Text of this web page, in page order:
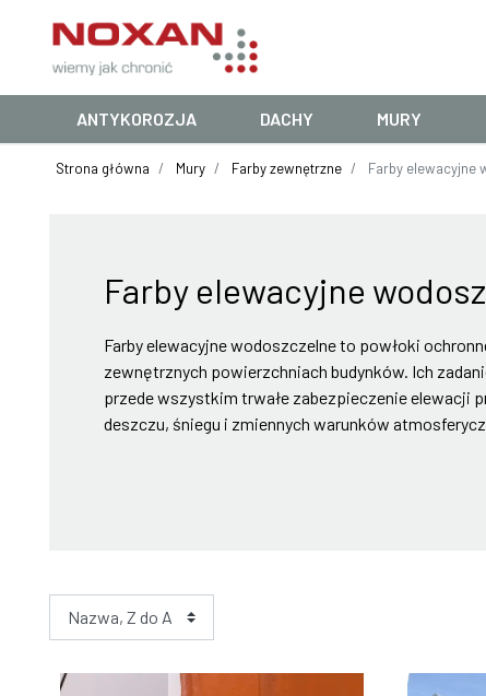
ANTYKOROZJA DACHY MURY
Strona główna Mury Farby zewnętrzne Farby elewacyjne
Farby elewacyjne
Farby elewacyjne wodoszczelne to powłoki
zewnętrznych powierzchniach budynków. Ich
przede wszystkim trwałe zabezpieczenie elewacji
deszczu, śniegu i zmiennych warunków